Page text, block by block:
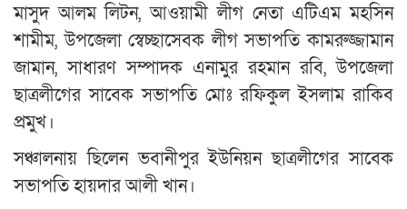
মাসুদ আলম লিটন, আওয়ামী লীগ নেতা এটিএম মহসিন
শামীম, উপজেলা স্বেচ্ছাসেবক লীগ সভাপতি কামরুজ্জামান
জামান, সাধারণ সম্পাদক এনামুর রহমান রবি, উপজেলা
ছাত্রলীগের সাবেক সভাপতি মোঃ রফিকুল ইসলাম রাকিব
প্রমুখ।
সঞ্চালনায় ছিলেন ভবানীপুর ইউনিয়ন ছাত্রলীগের সাবেক
সভাপতি হায়দার আলী খান।